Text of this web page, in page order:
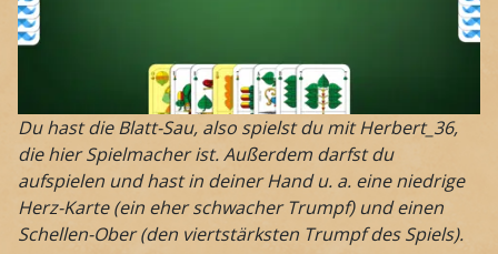
Du hast die Blatt-Sau, also spielst du mit Herbert_36,
die hier Spielmacher ist. Außerdem darfst du
aufspielen und hast in deiner Hand u. a. eine niedrige
Herz-Karte (ein eher schwacher Trumpf) und einen
Schellen-Ober (den viertstärksten Trumpf des Spiels).